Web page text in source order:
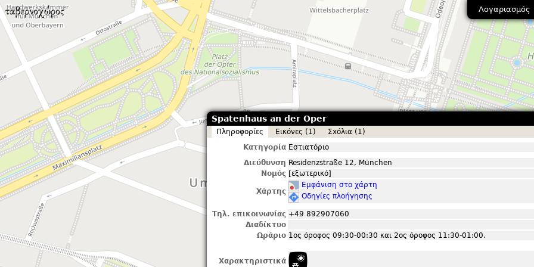
Spatenhaus an der Oper
Πληροφορίες Εικόνες (1)
Σxόλια (1)
Κατηγορία Εστιατόριο
Διεύθυνση Residenzstraße 12, München
Νομός [εξωτερικό]
Χάρτης
Εμφάνιση στο χάρτη
Οδηγίες πλοήγησης
Τηλ. επικοινωνίας +49 892907060
Διαδίκτυο
Ωράριο 1ος όροφος 09:30-00:30 και 2ος όροφος 11:30-01:00.
Χαρακτηριστικά
Λογαριασμός